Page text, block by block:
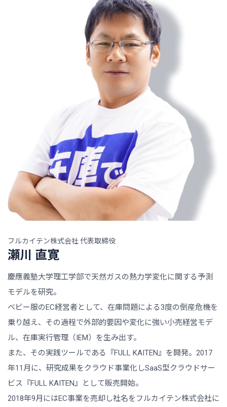
フルカイテン株式会社 代表取締役
瀬川 直寛
慶應義塾大学理工学部で天然ガスの熱力学変化に関する予測
モデルを研究。
ベビー服のEC経営者として、在庫問題による3度の倒産危機を
乗り越え、その過程で外部的要因や変化に強い小売経営モデ
ル、在庫実行管理（IEM）を生み出す。
また、その実践ツールである『FULL KAITEN』を開発。2017
年11月に、研究成果をクラウド事業化しSaaS型クラウドサー
ビス『FULL KAITEN』として販売開始。
2018年9月にはEC事業を売却し社名をフルカイテン株式会社に